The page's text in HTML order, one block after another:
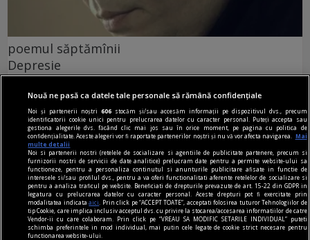
poemul săptămînii
Depresie
Cum să nu fiu mohorît
Nouă ne pasă ca datele tale personale să rămână confidențiale
Noi și partenerii noștri606 stocăm și/sau accesăm informații pe dispozitivul dvs., precum
identificatorii cookie unici pentru prelucrarea datelor cu caracter personal. Puteți accepta sau
gestiona alegerile dvs. făcând clic mai jos sau în orice moment, pe pagina cu politica de
confidențialitate. Aceste alegeri vor fi raportate partenerilor noștri și nu vă vor afecta navigarea.
Mai
multe detalii
Noi si partenerii nostri (retelele de socializare si agentiile de publicitate partenere, precum si
furnizorii nostri de servicii de date analitice) prelucram date pentru a permite website-ului sa
functioneze, pentru a personaliza continutul si anunturile publicitare afisate in functie de
interesele si/sau profilul dvs., pentru a va oferi functionalitati aferente retelelor de socializare si
pentru a analiza traficul pe website. Beneficiati de drepturile prevazute de art. 15-22 din GDPR in
legatura cu prelucrarea datelor cu caracter personal. Aceste drepturi pot fi exercitate prin
modalitatea indicataaici
. Prin click pe “ACCEPT TOATE”, acceptati folosirea tuturor Tehnologiilor de
tip Cookie, care implica inclusiv acceptul dvs. cu privire la stocarea/accesarea informatiilor de catre
Vendor-ii cu care colaboram. Prin click pe “VREAU SA MODIFIC SETARILE INDIVIDUAL” puteti
schimba preferintele in mod individual, mai putin cele legate de cookie strict necesare pentru
functionarea website-ului.